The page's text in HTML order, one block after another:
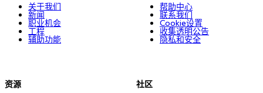
关于我们
新闻
职业机会
工程
辅助功能
资源
帮助中心
联系我们
Cookie设置
收集透明公告
隐私和安全
社区